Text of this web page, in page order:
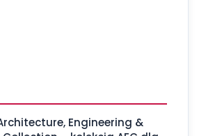
Engineering &